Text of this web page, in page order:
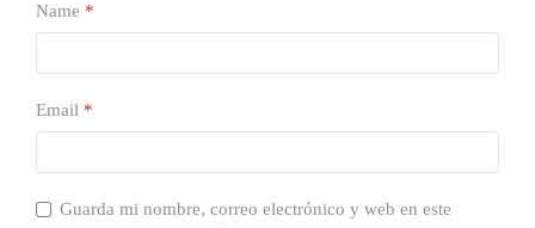
Name *
Email *
Guarda mi nombre, correo electrónico y web en este